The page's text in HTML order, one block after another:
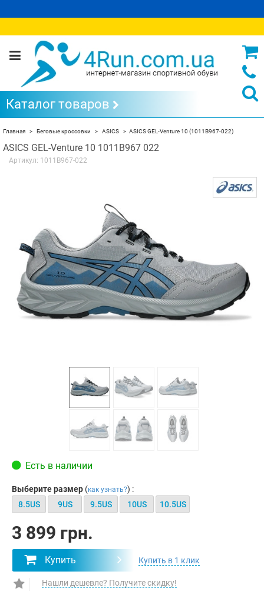
Каталог товаров
Главная Беговые кроссовки ASICS ASICS GEL-Venture 10 (1011B967-022)
ASICS GEL-Venture 10 1011B967 022
Артикул: 1011B967-022
Есть в наличии
Выберите размер (как узнать?) :
8.5US
9US 9.5US 10US 10.5US
3 899 грн.
Купить Купить в 1 клик
Нашли дешевле? Получите скидку!